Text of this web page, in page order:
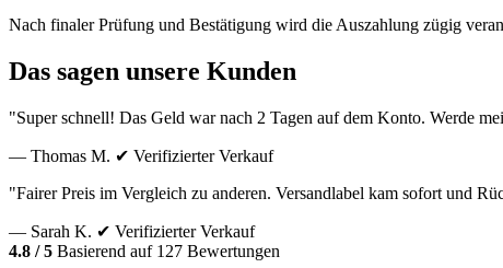
Nach finaler Prüfung und Bestätigung wird die Auszahlung zügig
Das sagen unsere Kunden
"Super schnell! Das Geld war nach 2 Tagen auf dem Konto. Werde
— Thomas M. ✔ Verifizierter Verkauf
"Fairer Preis im Vergleich zu anderen. Versandlabel kam sofort und
— Sarah K. ✔ Verifizierter Verkauf
4.8 / 5 Basierend auf 127 Bewertungen